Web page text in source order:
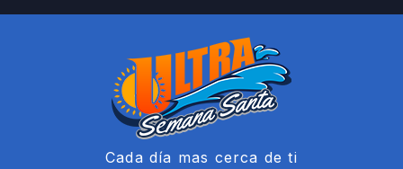
Saltar
Cada día mas cerca de ti